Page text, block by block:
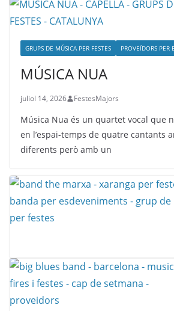
GRUPS DE MÚSICA PER FESTES PROVEÏDORS PER
MÚSICA NUA
juliol 14, 2026 FestesMajors
Música Nua és un quartet vocal que
en l’espai-temps de quatre cantants
diferents però amb un